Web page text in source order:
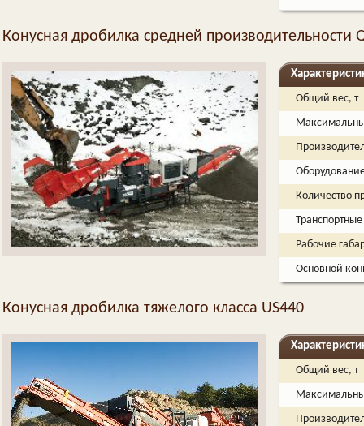
Конусная дробилка средней производительности
Общий вес, т
Количество
Рабочие
Основной
Конусная дробилка тяжелого класса US440
Общий вес, т